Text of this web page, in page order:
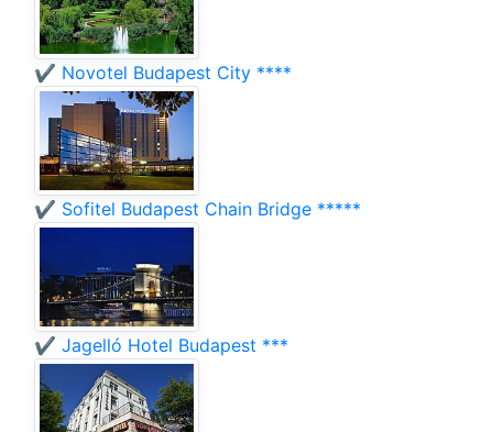
✔️ Novotel Budapest City ****
✔️ Sofitel Budapest Chain Bridge *****
✔️ Jagelló Hotel Budapest ***